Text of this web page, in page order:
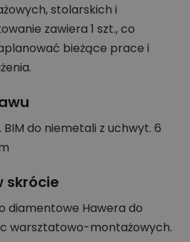
stolarskich i
zawiera 1 szt., co
bieżące prace i
BIM do niemetali z uchwyt. 6
skrócie
diamentowe Hawera do
warsztatowo-montażowych.